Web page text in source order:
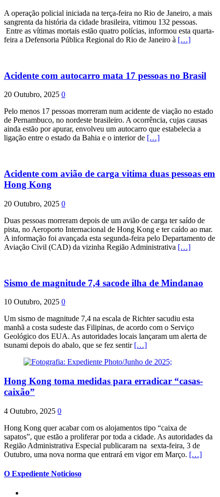
A operação policial iniciada na terça-feira no Rio de Janeiro, a mais
sangrenta da história da cidade brasileira, vitimou 132 pessoas.
Entre as vítimas mortais estão quatro polícias, informou esta quarta-
feira a Defensoria Pública Regional do Rio de Janeiro à […]
Acidente com autocarro mata 17 pessoas no Brasil
20 Outubro, 2025 0
Pelo menos 17 pessoas morreram num acidente de viação no estado
de Pernambuco, no nordeste brasileiro. A ocorrência, cujas causas
ainda estão por apurar, envolveu um autocarro que estabelecia a
ligação entre o estado da Bahia e o interior de […]
Acidente com avião de carga vitima duas pessoas em
Hong Kong
20 Outubro, 2025 0
Duas pessoas morreram depois de um avião de carga ter saído de
pista, no Aeroporto Internacional de Hong Kong e ter caído ao mar.
A informação foi avançada esta segunda-feira pelo Departamento de
Aviação Civil (CAD) da vizinha Região Administrativa […]
Sismo de magnitude 7,4 sacode ilha de Mindanao
10 Outubro, 2025 0
Um sismo de magnitude 7,4 na escala de Richter sacudiu esta
manhã a costa sudeste das Filipinas, de acordo com o Serviço
Geológico dos EUA. As autoridades locais lançaram um alerta de
tsunami depois do abalo, que se fez sentir […]
Hong Kong toma medidas para erradicar “casas-
caixão”
4 Outubro, 2025 0
Hong Kong quer acabar com os alojamentos tipo “caixa de
sapatos”, que estão a proliferar por toda a cidade. As autoridades da
Região Administrativa Especial publicaram na sexta-feira, 3 de
Outubro, uma nova norma que entrará em vigor em Março. […]
O Expediente Noticioso